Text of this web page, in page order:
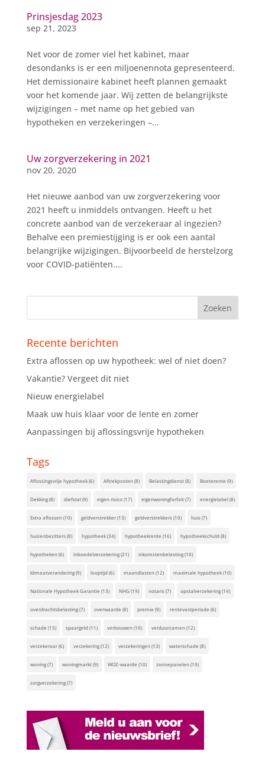
Prinsjesdag 2023
sep 21, 2023
Net voor de zomer viel het kabinet, maar
desondanks is er een miljoenennota gepresenteerd.
Het demissionaire kabinet heeft plannen gemaakt
voor het komende jaar. Wij zetten de belangrijkste
wijzigingen – met name op het gebied van
hypotheken en verzekeringen –...
Uw zorgverzekering in 2021
nov 20, 2020
Het nieuwe aanbod van uw zorgverzekering voor
2021 heeft u inmiddels ontvangen. Heeft u het
concrete aanbod van de verzekeraar al ingezien?
Behalve een premiestijging is er ook een aantal
belangrijke wijzigingen. Bijvoorbeeld de herstelzorg
voor COVID-patiënten....
Recente berichten
Extra aflossen op uw hypotheek: wel of niet doen?
Vakantie? Vergeet dit niet
Nieuw energielabel
Maak uw huis klaar voor de lente en zomer
Aanpassingen bij aflossingsvrije hypotheken
Tags
Aflossingsvrije hypotheek(6) Aftrekposten(8) Belastingdienst(8) Boeterente (9)
Dekking(8) diefstal(9) eigen risico(17) eigenwoningforfait(7) energielabel(8)
Extra aflossen(10) geldverstrekker(13) geldverstrekkers(10) huis(7)
huizenbezitters(8) hypotheek(34) hypotheekrente (16) hypotheekschuld(8)
hypotheken(6) inboedelverzekering(21) inkomstenbelasting(10)
klimaatverandering(9) looptijd(6) maandlasten(12) maximale hypotheek(10)
Nationale Hypotheek Garantie (13) NHG(19) notaris(7) opstalverzekering(14)
overdrachtsbelasting(7) overwaarde (8) premie (9) rentevastperiode (6)
schade (15) spaargeld(11) verbouwen(10) verduurzamen(12)
verzekeraar(6) verzekering(12) verzekeringen(13) waterschade (8)
woning(7) woningmarkt(9) WOZ-waarde (10) zonnepanelen(19)
zorgverzekering(7)